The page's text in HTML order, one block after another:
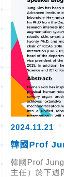
2024.11.21
韓國Prof
機械系主任
臨演講
韓國Prof
主任）於下週